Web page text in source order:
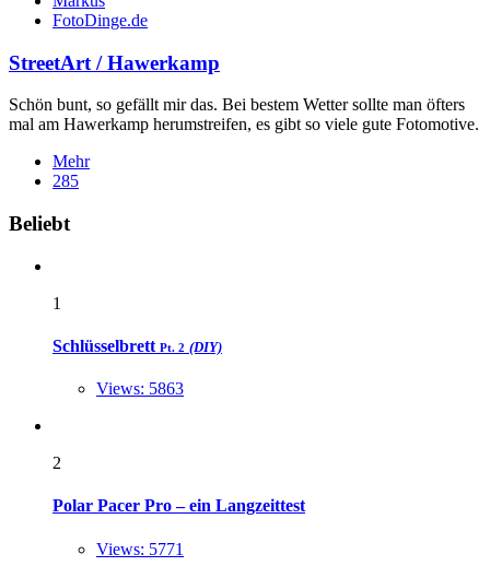
FotoDinge.de
StreetArt / Hawerkamp
Schön bunt, so gefällt mir das. Bei bestem Wetter sollte man öfters
mal am Hawerkamp herumstreifen, es gibt so viele gute Fotomotive.
Mehr
285
Widgets
Beliebt
1
Schlüsselbrett Pt. 2 (DIY)
Views: 5863
2
Polar Pacer Pro – ein Langzeittest
Views: 5771